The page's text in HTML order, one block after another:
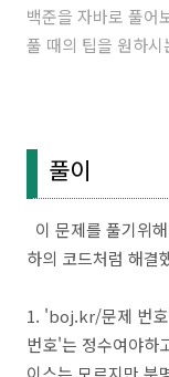
백준을 자바로 풀어
풀 때의 팁을 원하
풀이
이 문제를 풀기위
하의 코드처럼 해결
1. 'boj.kr/문제 번호
번호'는 정수여야하